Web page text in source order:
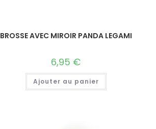
BROSSE AVEC MIROIR PANDA LEGAMI
6,95 €
Ajouter au panier